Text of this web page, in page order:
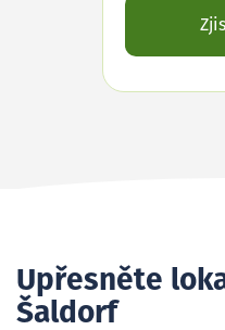
Upřesněte
Šaldorf